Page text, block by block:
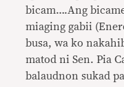
bicam….Ang
miaging gabii
busa, wa ko
matod ni Sen. Pia
balaudnon sukad